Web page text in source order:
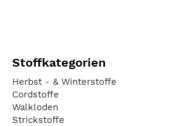
Stoffkategorien
Herbst - & Winterstoffe
Cordstoffe
Walkloden
Strickstoffe